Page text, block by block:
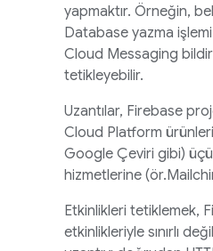
yapmaktır. Örneğin,
Database yazma
Cloud Messaging
tetikleyebilir.
Uzantılar, Firebase
Cloud Platform
Google Çeviri gibi)
hizmetlerine
Etkinlikleri tetiklemek,
etkinlikleriyle sınırlı